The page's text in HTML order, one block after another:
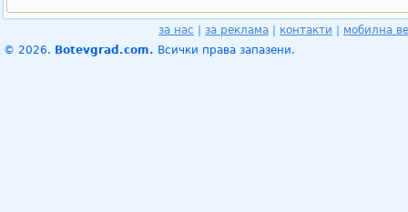
за нас за реклама контакти
мобилна
© 2026. Botevgrad.com. Всички права запазени.